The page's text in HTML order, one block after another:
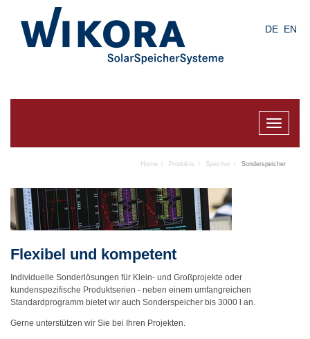
DE EN
Toggle
Home Produkte Speicher Sonderspeicher
Flexibel und kompetent
Individuelle Sonderlösungen für Klein- und Großprojekte oder
kundenspezifische Produktserien - neben einem umfangreichen
Standardprogramm bietet wir auch Sonderspeicher bis 3000 l an.
Gerne unterstützen wir Sie bei Ihren Projekten.